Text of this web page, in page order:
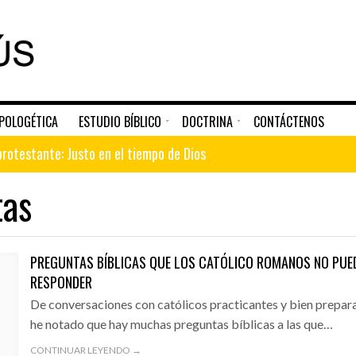
ESTUDIO BÍBLICO DOCTRINA CONTÁCTENOS
Justo en el tiempo de Dios
orar a la Virgen María
a Dios
no es la misma de La Biblia
lejos del árbol de la vida
RAZONES POR LAS QUE NO SE DEBE ORAR A LA
VIRGEN MARÍA
LA GENERACIÓN
PREGUNTAS BÍBLICAS QUE LOS CATÓLICO ROMANOS NO
RESPONDER
De conversaciones con católicos practicantes y bien
he notado que hay muchas preguntas bíblicas a las que…
CONTINUAR LEYENDO →